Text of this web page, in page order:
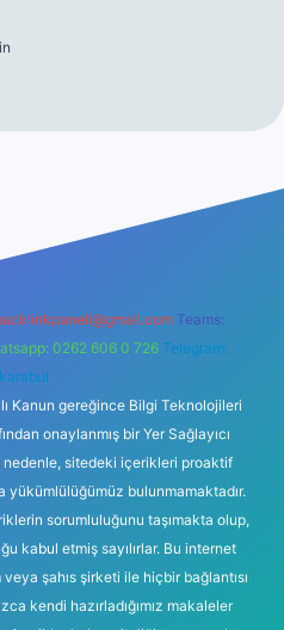
Teams:
0262 606 0 726 Telegram:
Kanun gereğince Bilgi Teknolojileri
onaylanmış bir Yer Sağlayıcı
sitedeki içerikleri proaktif
yükümlülüğümüz bulunmamaktadır.
sorumluluğunu taşımakta olup,
kabul etmiş sayılırlar. Bu internet
şahıs şirketi ile hiçbir bağlantısı
kendi hazırladığımız makaleler